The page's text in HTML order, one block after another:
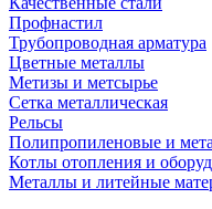
Профнастил
Трубопроводная арматура
Цветные металлы
Метизы и метсырье
Сетка металлическая
Рельсы
Полипропиленовые и
Котлы отопления и
Металлы и литейные